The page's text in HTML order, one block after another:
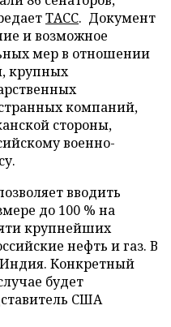
ТАСС. Документ
и возможное
мер в отношении
крупных
компаний,
стороны,
военно-
вводить
до 100 % на
крупнейших
нефть и газ. В
Конкретный
будет
США